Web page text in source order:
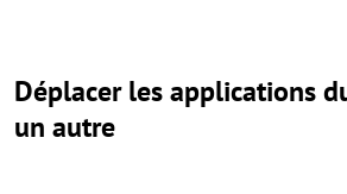
Déplacer les applications
un autre